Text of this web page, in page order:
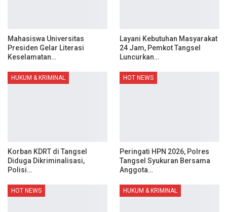
Mahasiswa Universitas
Presiden Gelar Literasi
Keselamatan…
Layani Kebutuhan Masyarakat
24 Jam, Pemkot Tangsel
Luncurkan…
HUKUM & KRIMINAL
Korban KDRT di Tangsel
Diduga Dikriminalisasi,
Polisi…
HOT NEWS
Peringati HPN 2026, Polres
Tangsel Syukuran Bersama
Anggota…
HOT NEWS HUKUM & KRIMINAL